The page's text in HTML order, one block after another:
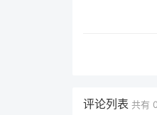
评论列表 共有